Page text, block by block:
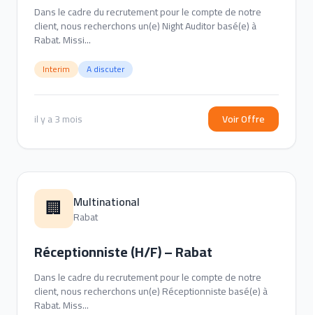
Dans le cadre du recrutement pour le compte de notre
client, nous recherchons un(e) Night Auditor basé(e) à
Rabat. Missi...
Interim A discuter
il y a 3 mois Voir Offre
🏢 Multinational
Rabat
Réceptionniste (H/F) – Rabat
Dans le cadre du recrutement pour le compte de notre
client, nous recherchons un(e) Réceptionniste basé(e) à
Rabat. Miss...